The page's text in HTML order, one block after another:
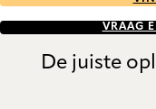
VRAAG
De juiste